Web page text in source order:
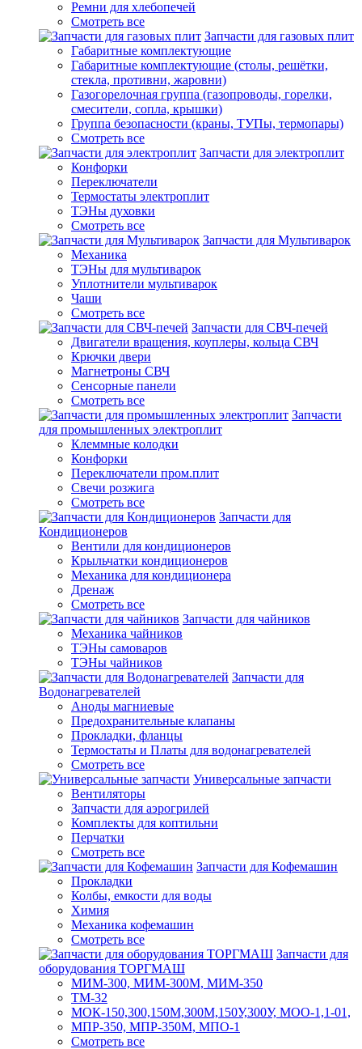
Ремни для хлебопечей
Смотреть все
Запчасти для газовых плит
Габаритные комплектующие
Габаритные комплектующие (столы, решётки,
стекла, противни, жаровни)
Газогорелочная группа (газопроводы, горелки,
смесители, сопла, крышки)
Группа безопасности (краны, ТУПы, термопары)
Смотреть все
Запчасти для электроплит
Конфорки
Переключатели
Термостаты электроплит
ТЭНы духовки
Смотреть все
Запчасти для Мультиварок
Механика
ТЭНы для мультиварок
Уплотнители мультиварок
Чаши
Смотреть все
Запчасти для СВЧ-печей
Двигатели вращения, коуплеры, кольца СВЧ
Крючки двери
Магнетроны СВЧ
Сенсорные панели
Смотреть все
Запчасти
для промышленных электроплит
Клеммные колодки
Конфорки
Переключатели пром.плит
Свечи розжига
Смотреть все
Запчасти для
Кондиционеров
Вентили для кондиционеров
Крыльчатки кондиционеров
Механика для кондиционера
Дренаж
Смотреть все
Запчасти для чайников
Механика чайников
ТЭНы самоваров
ТЭНы чайников
Запчасти для
Водонагревателей
Аноды магниевые
Предохранительные клапаны
Прокладки, фланцы
Термостаты и Платы для водонагревателей
Смотреть все
Универсальные запчасти
Вентиляторы
Запчасти для аэрогрилей
Комплекты для коптильни
Перчатки
Смотреть все
Запчасти для Кофемашин
Прокладки
Колбы, емкости для воды
Химия
Механика кофемашин
Смотреть все
Запчасти для
оборудования ТОРГМАШ
МИМ-300, МИМ-300М, МИМ-350
ТМ-32
МОК-150,300,150М,300М,150У,300У, МОО-1,1-01,
МПР-350, МПР-350М, МПО-1
Смотреть все